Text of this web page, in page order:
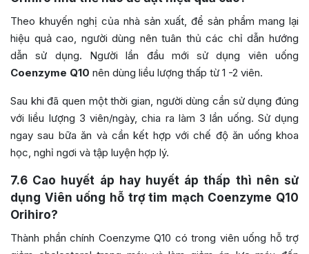
Theo khuyến nghị của nhà sản xuất, để sản phẩm mang lại
hiệu quả cao, người dùng nên tuân thủ các chỉ dẫn hướng
dẫn sử dụng. Người lần đầu mới sử dụng viên uống
Coenzyme Q10 nên dùng liều lượng thấp từ 1 -2 viên.
Sau khi đã quen một thời gian, người dùng cần sử dụng đúng
với liều lượng 3 viên/ngày, chia ra làm 3 lần uống. Sử dụng
ngay sau bữa ăn và cần kết hợp với chế độ ăn uống khoa
học, nghỉ ngơi và tập luyện hợp lý.
7.6 Cao huyết áp hay huyết áp thấp thì nên sử
dụng Viên uống hỗ trợ tim mạch Coenzyme Q10
Orihiro?
Thành phần chính Coenzyme Q10 có trong viên uống hỗ trợ